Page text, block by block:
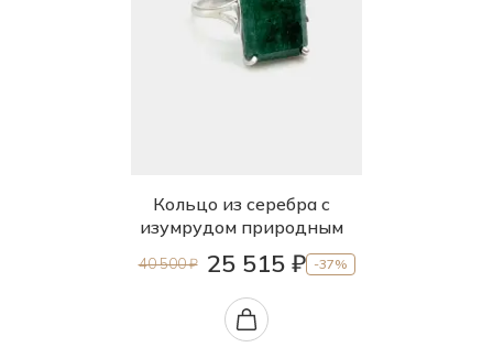
Кольцо из серебра с
изумрудом природным
40 500 ₽ 25 515 ₽ -37%